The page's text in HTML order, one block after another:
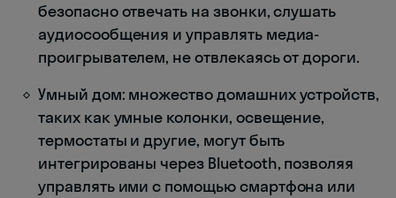
безопасно отвечать на звонки, слушать
аудиосообщения и управлять медиа-
проигрывателем, не отвлекаясь от дороги.
Умный дом: множество домашних устройств,
таких как умные колонки, освещение,
термостаты и другие, могут быть
интегрированы через Bluetooth, позволяя
управлять ими с помощью смартфона или